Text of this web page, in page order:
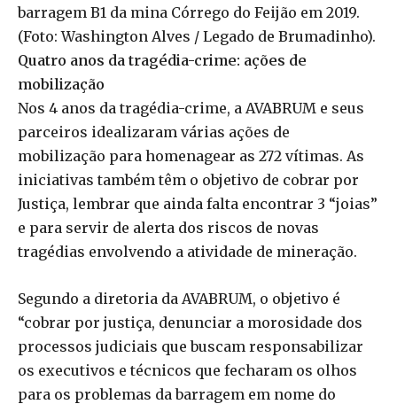
barragem B1 da mina Córrego do Feijão em 2019.
(Foto: Washington Alves / Legado de Brumadinho).
Quatro anos da tragédia-crime: ações de
mobilização
Nos 4 anos da tragédia-crime, a AVABRUM e seus
parceiros idealizaram várias ações de
mobilização para homenagear as 272 vítimas. As
iniciativas também têm o objetivo de cobrar por
Justiça, lembrar que ainda falta encontrar 3 “joias”
e para servir de alerta dos riscos de novas
tragédias envolvendo a atividade de mineração.
Segundo a diretoria da AVABRUM, o objetivo é
“cobrar por justiça, denunciar a morosidade dos
processos judiciais que buscam responsabilizar
os executivos e técnicos que fecharam os olhos
para os problemas da barragem em nome do